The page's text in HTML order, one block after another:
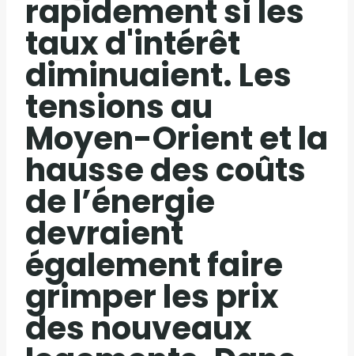
rapidement si les
taux d'intérêt
diminuaient. Les
tensions au
Moyen-Orient et la
hausse des coûts
de l’énergie
devraient
également faire
grimper les prix
des nouveaux